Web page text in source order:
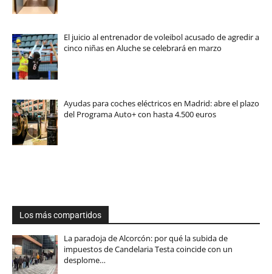
El juicio al entrenador de voleibol acusado de agredir a
cinco niñas en Aluche se celebrará en marzo
Ayudas para coches eléctricos en Madrid: abre el plazo
del Programa Auto+ con hasta 4.500 euros
Los más compartidos
La paradoja de Alcorcón: por qué la subida de
impuestos de Candelaria Testa coincide con un
desplome…